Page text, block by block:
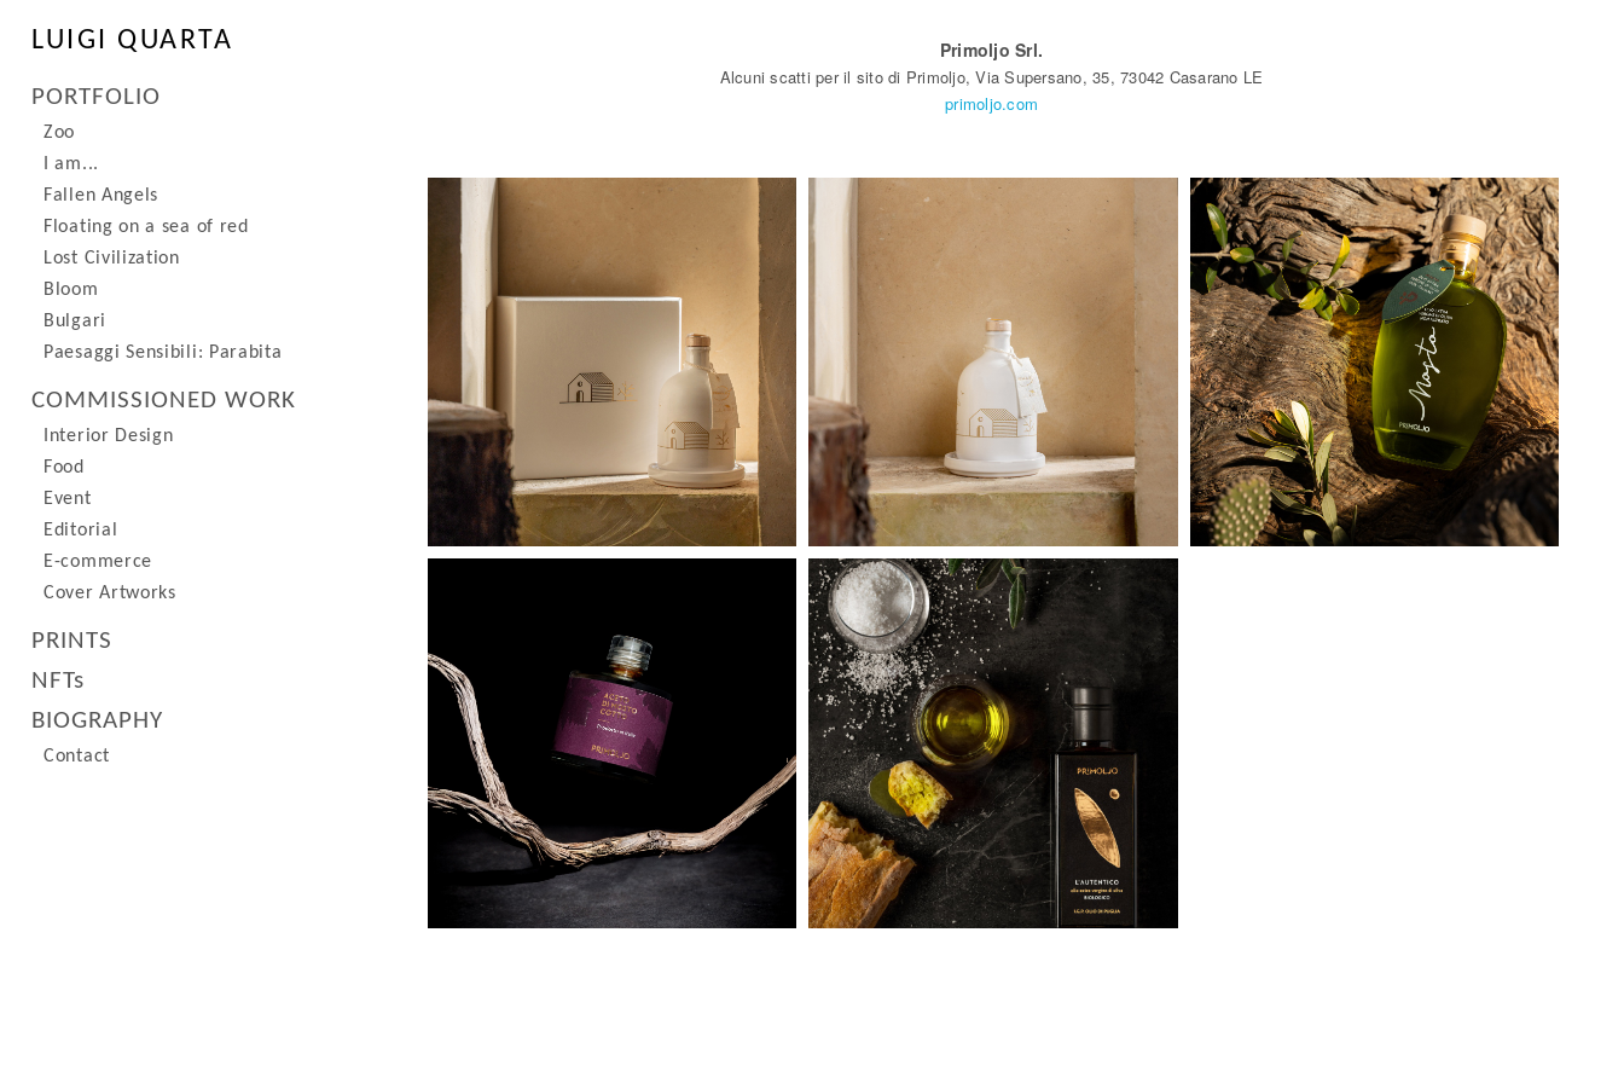
LUIGI QUARTA
PORTFOLIO
Zoo
I am...
Fallen Angels
Floating on a sea of red
Lost Civilization
Bloom
Bulgari
Paesaggi Sensibili: Parabita
COMMISSIONED WORK
Interior Design
Food
Event
Editorial
E-commerce
Cover Artworks
PRINTS
NFTs
BIOGRAPHY
Contact
Primoljo Srl.
Alcuni scatti per il sito di Primoljo, Via Supersano, 35, 73042 Casarano LE
primoljo.com